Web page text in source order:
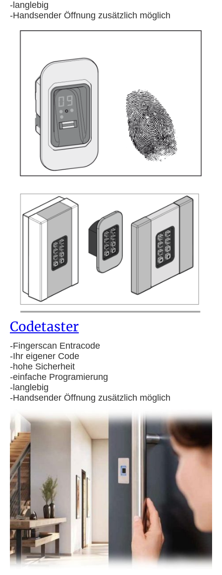
-langlebig
-Handsender Öffnung zusätzlich möglich
Codetaster
-Fingerscan Entracode
-Ihr eigener Code
-hohe Sicherheit
-einfache Programierung
-langlebig
-Handsender Öffnung zusätzlich möglich